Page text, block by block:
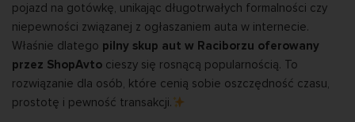
pojazd na gotówkę, unikając długotrwałych formalności czy
niepewności związanej z ogłaszaniem auta w internecie.
Właśnie dlatego pilny skup aut w Raciborzu oferowany
przez ShopAvto cieszy się rosnącą popularnością. To
rozwiązanie dla osób, które cenią sobie oszczędność czasu,
prostotę i pewność transakcji.